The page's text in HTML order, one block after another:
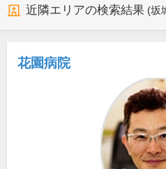
近隣エリアの検索結果 (坂
花園病院